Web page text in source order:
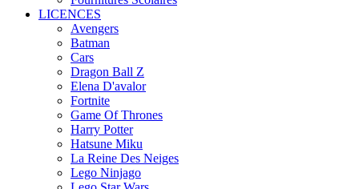
LICENCES
Avengers
Batman
Cars
Dragon Ball Z
Elena D'avalor
Fortnite
Game Of Thrones
Harry Potter
Hatsune Miku
La Reine Des Neiges
Lego Ninjago